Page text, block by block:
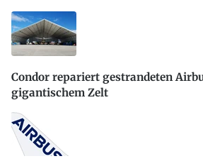
Condor repariert gestrandeten
gigantischem Zelt